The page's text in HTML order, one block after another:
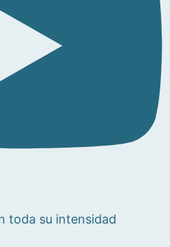
toda su intensidad